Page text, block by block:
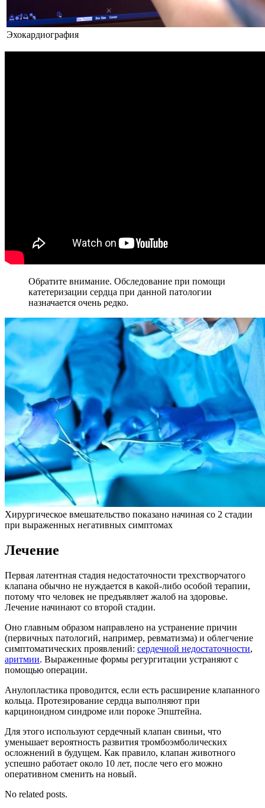
Эхокардиография
Обратите внимание. Обследование при помощи
катетеризации сердца при данной патологии
назначается очень редко.
Хирургическое вмешательство показано начиная со 2 стадии
при выраженных негативных симптомах
Лечение
Первая латентная стадия недостаточности трехстворчатого
клапана обычно не нуждается в какой-либо особой терапии,
потому что человек не предъявляет жалоб на здоровье.
Лечение начинают со второй стадии.
Оно главным образом направлено на устранение причин
(первичных патологий, например, ревматизма) и облегчение
симптоматических проявлений: сердечной недостаточности,
аритмии. Выраженные формы регургитации устраняют с
помощью операции.
Анулопластика проводится, если есть расширение клапанного
кольца. Протезирование сердца выполняют при
карциноидном синдроме или пороке Эпштейна.
Для этого используют сердечный клапан свиньи, что
уменьшает вероятность развития тромбоэмболических
осложнений в будущем. Как правило, клапан животного
успешно работает около 10 лет, после чего его можно
оперативном сменить на новый.
No related posts.